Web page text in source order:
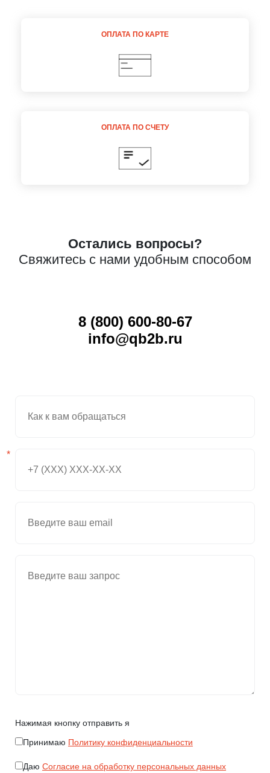
ОПЛАТА ПО КАРТЕ
ОПЛАТА ПО СЧЕТУ
Остались вопросы?
Свяжитесь с нами удобным способом
8 (800) 600-80-67
info@qb2b.ru
*
Нажимая кнопку отправить я
Принимаю Политику конфиденциальности
Даю Согласие на обработку персональных данных